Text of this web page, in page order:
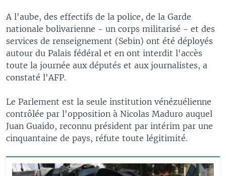
A l'aube, des effectifs de la police, de la Garde
nationale bolivarienne - un corps militarisé - et des
services de renseignement (Sebin) ont été déployés
autour du Palais fédéral et en ont interdit l'accès
toute la journée aux députés et aux journalistes, a
constaté l'AFP.
Le Parlement est la seule institution vénézuélienne
contrôlée par l'opposition à Nicolas Maduro auquel
Juan Guaido, reconnu président par intérim par une
cinquantaine de pays, réfute toute légitimité.